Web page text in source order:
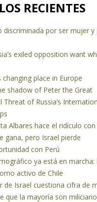
RECIENTES
discriminada por ser mujer y
exiled opposition want
changing place in Europe
shadow of Peter the Great
Threat of Russia’s
Albares hace el ridículo con
gana, pero Israel pierde
con Perú
ya está en marcha:
activo de Chile
de Israel cuestiona cifra de
que la mayoría son